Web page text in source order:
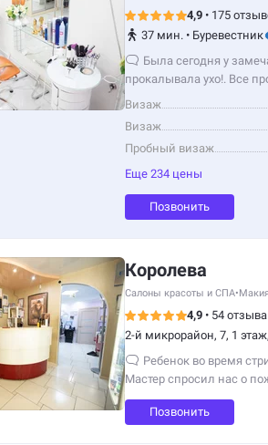
4,9 • 175
37 мин. • Буревестник
Была сегодня у
прокалывала ухо!. Все
профессионал своего…
Визаж
Визаж
Пробный визаж
Еще 234 цены
Позвонить
Королева
Салоны красоты и СПА•
4,9 • 54 отзыва
2-й микрорайон, 7, 1
Ребенок во время
Мастер спросил нас о
получили ожидаемый
Позвонить